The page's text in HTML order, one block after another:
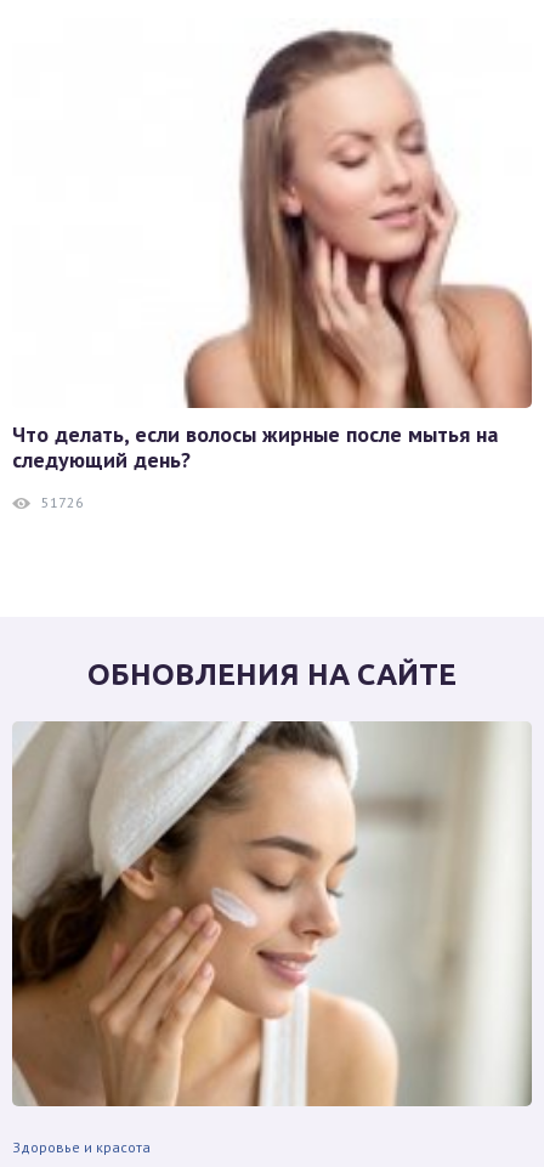
Что делать, если волосы жирные после мытья на
следующий день?
51726
ОБНОВЛЕНИЯ НА САЙТЕ
Здоровье и красота